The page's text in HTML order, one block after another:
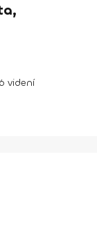
videní